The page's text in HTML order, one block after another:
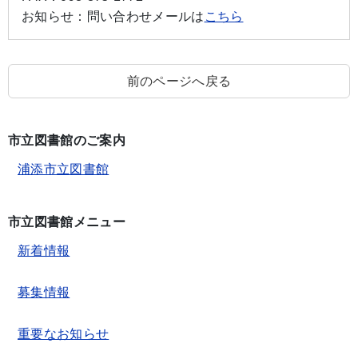
お知らせ： 問い合わせメールは こちら
前のページへ戻る
市立図書館のご案内
浦添市立図書館
市立図書館メニュー
新着情報
募集情報
重要なお知らせ